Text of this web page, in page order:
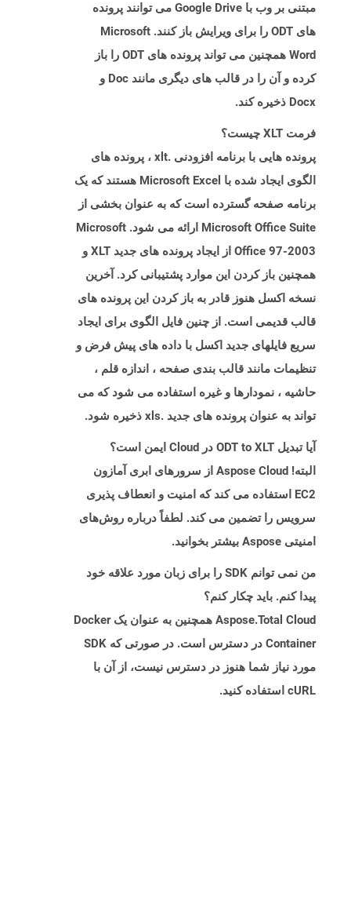
مبتنی بر وب با Google Drive می توانند پرونده
های ODT را برای ویرایش باز کنند. Microsoft
Word همچنین می تواند پرونده های ODT را باز
کرده و آن را در قالب های دیگری مانند Doc و
Docx ذخیره کند.
فرمت XLT چیست؟
پرونده هایی با برنامه افزودنی .xlt ، پرونده های
الگوی ایجاد شده با Microsoft Excel هستند که یک
برنامه صفحه گسترده است که به عنوان بخشی از
Microsoft Office Suite ارائه می شود. Microsoft
Office 97-2003 از ایجاد پرونده های جدید XLT و
همچنین باز کردن این موارد پشتیبانی کرد. آخرین
نسخه اکسل هنوز قادر به باز کردن این پرونده های
قالب قدیمی است. از چنین فایل الگوی برای ایجاد
سریع فایلهای جدید اکسل با داده های پیش فرض و
تنظیمات مانند قالب بندی صفحه ، اندازه قلم ،
حاشیه ، نمودارها و غیره استفاده می شود که می
تواند به عنوان پرونده های جدید .xls ذخیره شود.
آیا تبدیل ODT to XLT در Cloud ایمن است؟
البته! Aspose Cloud از سرورهای ابری آمازون
EC2 استفاده می کند که امنیت و انعطاف پذیری
سرویس را تضمین می کند. لطفاً درباره روش‌های
امنیتی Aspose بیشتر بخوانید.
من نمی توانم SDK را برای زبان مورد علاقه خود
پیدا کنم. باید چکار کنم؟
Aspose.Total Cloud همچنین به عنوان یک Docker
Container در دسترس است. در صورتی که SDK
مورد نیاز شما هنوز در دسترس نیست، از آن با
cURL استفاده کنید.